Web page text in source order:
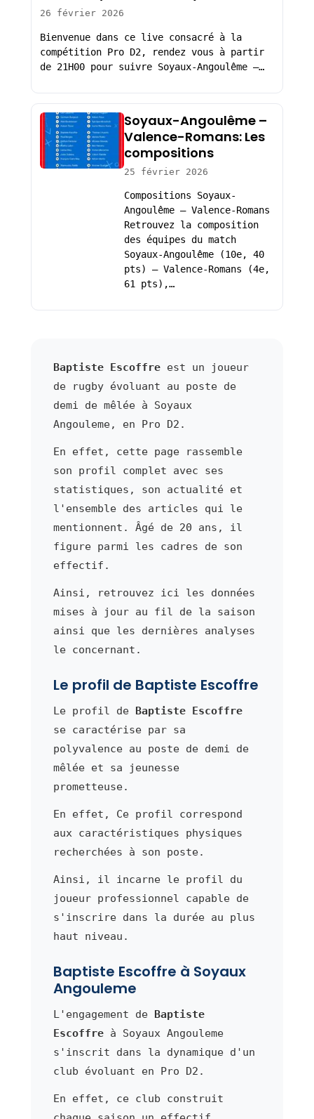
26 février 2026
Bienvenue dans ce live consacré à la
compétition Pro D2, rendez vous à partir
de 21H00 pour suivre Soyaux-Angoulême –…
Soyaux-Angoulême –
Valence-Romans: Les
compositions
25 février 2026
Compositions Soyaux-
Angoulême – Valence-Romans
Retrouvez la composition
des équipes du match
Soyaux-Angoulême (10e, 40
pts) – Valence-Romans (4e,
61 pts),…
Baptiste Escoffreest un joueur
de rugby évoluant au poste de
demi de mêlée à Soyaux
Angouleme, en Pro D2.
En effet, cette page rassemble
son profil complet avec ses
statistiques, son actualité et
l'ensemble des articles qui le
mentionnent. Âgé de 20 ans, il
figure parmi les cadres de son
effectif.
Ainsi, retrouvez ici les données
mises à jour au fil de la saison
ainsi que les dernières analyses
le concernant.
Le profil de Baptiste Escoffre
Le profil de Baptiste Escoffre
se caractérise par sa
polyvalence au poste de demi de
mêlée et sa jeunesse
prometteuse.
En effet, Ce profil correspond
aux caractéristiques physiques
recherchées à son poste.
Ainsi, il incarne le profil du
joueur professionnel capable de
s'inscrire dans la durée au plus
haut niveau.
Baptiste Escoffre à Soyaux
Angouleme
L'engagement de Baptiste
Escoffreà Soyaux Angouleme
s'inscrit dans la dynamique d'un
club évoluant en Pro D2.
En effet, ce club construit